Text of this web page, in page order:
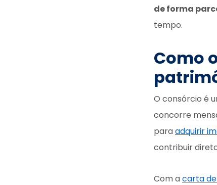
de forma
tempo.
Como
O consórcio é
concorre
paraadquirir
contribuir
Com acarta